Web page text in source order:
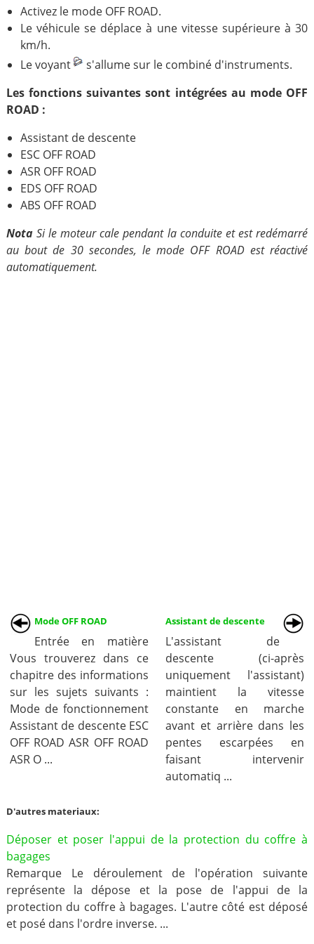
Activez le mode OFF ROAD.
Le véhicule se déplace à une vitesse supérieure à 30
km/h.
Le voyant
s'allume sur le combiné d'instruments.
Les fonctions suivantes sont intégrées au mode OFF
ROAD :
Assistant de descente
ESC OFF ROAD
ASR OFF ROAD
EDS OFF ROAD
ABS OFF ROAD
NotaSi le moteur cale pendant la conduite et est redémarré
au bout de 30 secondes, le mode OFF ROAD est réactivé
automatiquement.
Mode OFF ROAD
Entrée en matière
Vous trouverez dans ce
chapitre des informations
sur les sujets suivants :
Mode de fonctionnement
Assistant de descente ESC
OFF ROAD ASR OFF ROAD
ASR O ...
Assistant de descente
L'assistant de
descente (ci-après
uniquement l'assistant)
maintient la vitesse
constante en marche
avant et arrière dans les
pentes escarpées en
faisant intervenir
automatiq ...
D'autres materiaux:
Déposer et poser l'appui de la protection du coffre à
bagages
Remarque Le déroulement de l'opération suivante
représente la dépose et la pose de l'appui de la
protection du coffre à bagages. L'autre côté est déposé
et posé dans l'ordre inverse. ...